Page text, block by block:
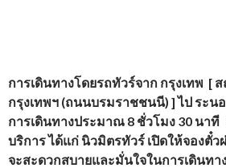
การเดินทางโดยรถทัวร์จาก กรุงเทพ [
กรุงเทพฯ (ถนนบรมราชชนนี) ]ไป ระน
การเดินทางประมาณ 8 ชั่วโมง 30 นา
บริการได้แก่ นิวมิตรทัวร์ เปิดให้จองตั๋
จะสะดวกสบายและมั่นใจในการเดินทา